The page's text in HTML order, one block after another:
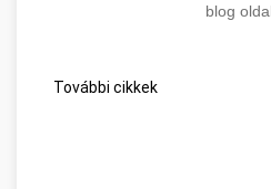
blog
További cikkek